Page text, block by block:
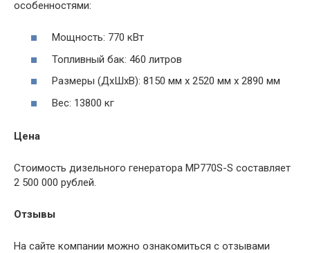
особенностями:
Мощность: 770 кВт
Топливный бак: 460 литров
Размеры (ДхШхВ): 8150 мм x 2520 мм x 2890 мм
Вес: 13800 кг
Цена
Стоимость дизельного генератора MP770S-S составляет
2 500 000 рублей.
Отзывы
На сайте компании можно ознакомиться с отзывами